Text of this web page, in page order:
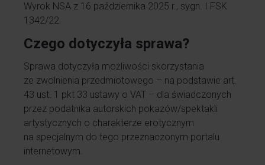
Wyrok NSA z 16 października 2025 r., sygn. I FSK
1342/22.
Czego dotyczyła sprawa?
Sprawa dotyczyła możliwości skorzystania
ze zwolnienia przedmiotowego – na podstawie art.
43 ust. 1 pkt 33 ustawy o VAT – dla świadczonych
przez podatnika autorskich pokazów/spektakli
artystycznych o charakterze erotycznym
na specjalnym do tego przeznaczonym portalu
internetowym.